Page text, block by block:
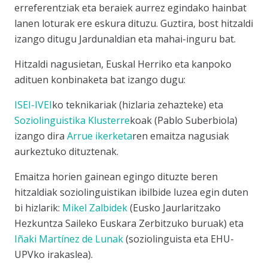
erreferentziak eta beraiek aurrez egindako hainbat
lanen loturak ere eskura dituzu. Guztira, bost hitzaldi
izango ditugu Jardunaldian eta mahai-inguru bat.
Hitzaldi nagusietan, Euskal Herriko eta kanpoko
adituen konbinaketa bat izango dugu:
ISEI-IVEIko teknikariak (hizlaria zehazteke) eta
Soziolinguistika Klusterrekoak (Pablo Suberbiola)
izango dira Arrue ikerketaren emaitza nagusiak
aurkeztuko dituztenak.
Emaitza horien gainean egingo dituzte beren
hitzaldiak soziolinguistikan ibilbide luzea egin duten
bi hizlarik: Mikel Zalbidek(Eusko Jaurlaritzako
Hezkuntza Saileko Euskara Zerbitzuko buruak) eta
Iñaki Martínez de Lunak(soziolinguista eta EHU-
UPVko irakaslea).